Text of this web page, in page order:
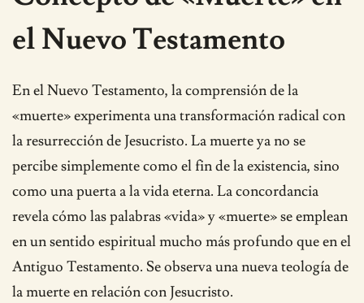
el Nuevo Testamento
En el Nuevo Testamento, la comprensión de la
«muerte» experimenta una transformación radical con
la resurrección de Jesucristo. La muerte ya no se
percibe simplemente como el fin de la existencia, sino
como una puerta a la vida eterna. La concordancia
revela cómo las palabras «vida» y «muerte» se emplean
en un sentido espiritual mucho más profundo que en el
Antiguo Testamento. Se observa una nueva teología de
la muerte en relación con Jesucristo.